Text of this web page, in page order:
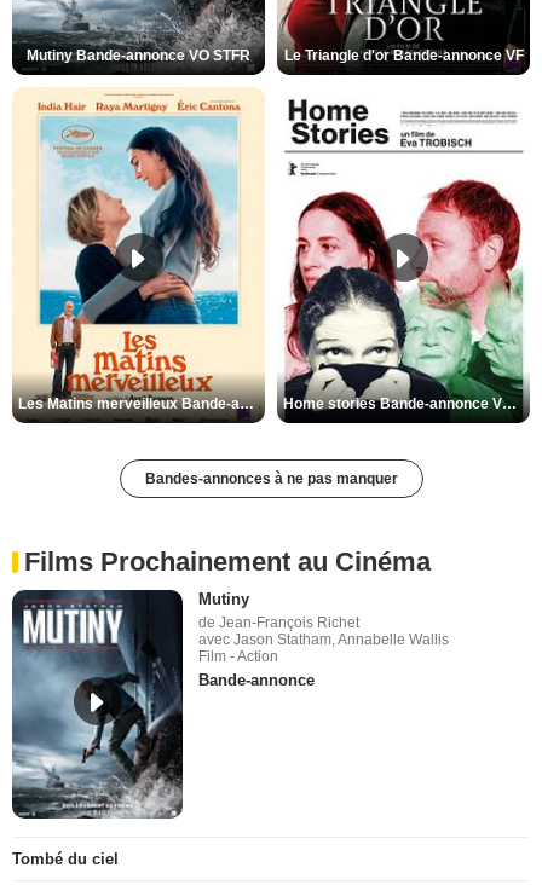
Mutiny Bande-annonce VO STFR Le Triangle d'or Bande-annonce VF
Les Matins merveilleux Bande-annonce VF Home stories Bande-annonce VO STFR
Bandes-annonces à ne pas manquer
Films Prochainement au Cinéma
Mutiny
de Jean-François Richet
avec Jason Statham, Annabelle Wallis
Film - Action
Bande-annonce
Tombé du ciel